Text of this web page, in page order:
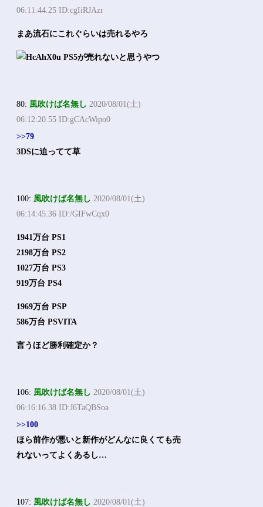
06:11:44.25 ID:cgIiRJAzr
まあ流石にこれぐらいは売れるやろ
80: 風吹けば名無し 2020/08/01(土)
06:12:20.55 ID:gCAcWipo0
>>79
3DSに迫ってて草
100: 風吹けば名無し 2020/08/01(土)
06:14:45.36 ID:/GIFwCqx0
1941万台 PS1
2198万台 PS2
1027万台 PS3
919万台 PS4
1969万台 PSP
586万台 PSVITA
言うほど勝利確定か？
106: 風吹けば名無し 2020/08/01(土)
06:16:16.38 ID:J6TaQBSoa
>>100
ほら前作が悪いと新作がどんなに良くても売
れないってよくあるし…
107: 風吹けば名無し 2020/08/01(土)